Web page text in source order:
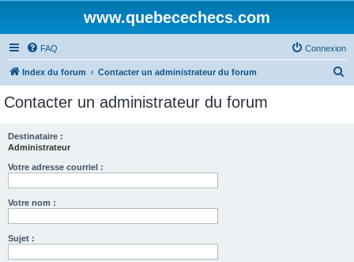
www.quebecechecs.com
FAQ Connexion
Index du forum Contacter un administrateur du forum
Contacter un administrateur du forum
Destinataire :
Administrateur
Votre adresse courriel :
Votre nom :
Sujet :